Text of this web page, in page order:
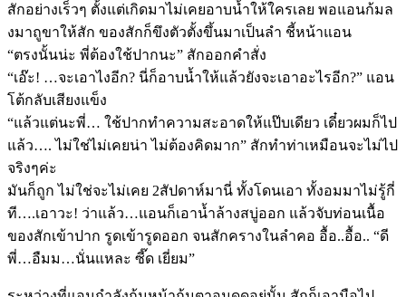
สักอย่างเร็วๆ ตั้งแต่เกิดมาไม่เคยอาบน้ำให้ใครเลย พอแอนก้มล
งมาถูขาให้สัก ของสักก็ขึงตัวตั้งขึ้นมาเป็นลำ ชี้หน้าแอน
“ตรงนั้นน่ะ พี่ต้องใช้ปากนะ” สักออกคำสั่ง
“เอ๊ะ! …จะเอาไงอีก? นี่ก็อาบน้ำให้แล้วยังจะเอาอะไรอีก?” แอน
โต้กลับเสียงแข็ง
“แล้วแต่นะพี่… ใช้ปากทำความสะอาดให้แป๊บเดียว เดี๋ยวผมก็ไป
แล้ว…. ไม่ใช่ไม่เคยน่า ไม่ต้องคิดมาก” สักทำท่าเหมือนจะไม่ไป
จริงๆค่ะ
มันก็ถูก ไม่ใช่จะไม่เคย 2สัปดาห์มานี่ ทั้งโดนเอา ทั้งอมมาไม่รู้กี่
ที….เอาวะ! ว่าแล้ว…แอนก็เอาน้ำล้างสบู่ออก แล้วจับท่อนเนื้อ
ของสักเข้าปาก รูดเข้ารูดออก จนสักครางในลำคอ อื้อ..อื้อ.. “ดี
พี่…อืมม…นั่นแหละ ซี๊ด เยี่ยม”